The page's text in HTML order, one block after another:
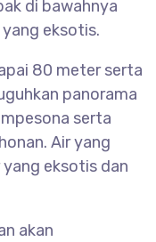
di bawahnya
eksotis.
80 meter serta
panorama
serta
Air yang
eksotis dan
akan